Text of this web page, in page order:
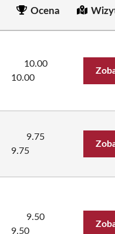
Ocena
10.00
10.00
9.75
9.75
9.50
9.50